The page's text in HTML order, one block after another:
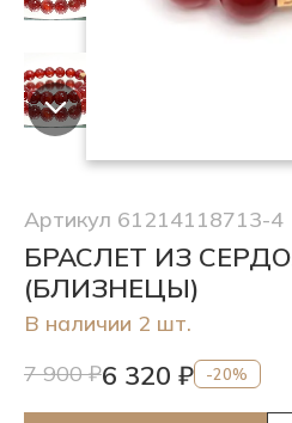
Артикул 61214118713-4
БРАСЛЕТ ИЗ
(БЛИЗНЕЦЫ)
В наличии 2 шт.
7 900 ₽6 320 ₽ -20%